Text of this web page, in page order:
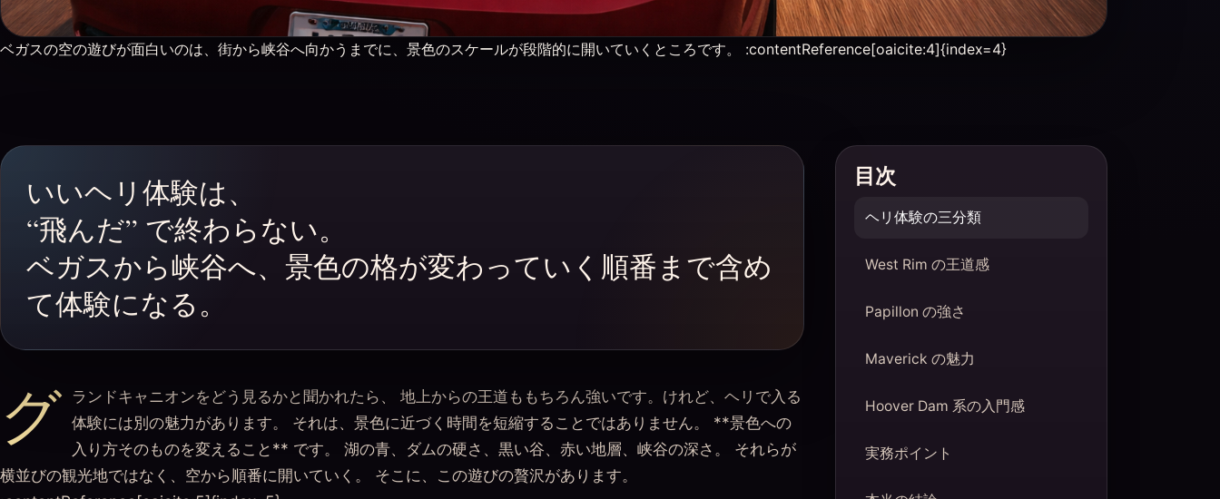
ベガスの空の遊びが面白いのは、街から峡谷へ向かうまでに、景色のスケールが段階的に開いていくところです。 :contentReference[oaicite:4]{index=4}
いいヘリ体験は、
“飛んだ” で終わらない。
ベガスから峡谷へ、景色の格が変わっていく順番まで含め
て体験になる。
グ
ランドキャニオンをどう見るかと聞かれたら、 地上からの王道ももちろん強いです。けれど、ヘリで入る
体験には別の魅力があります。 それは、景色に近づく時間を短縮することではありません。 **景色への
入り方そのものを変えること** です。 湖の青、ダムの硬さ、黒い谷、赤い地層、峡谷の深さ。 それらが
横並びの観光地ではなく、空から順番に開いていく。 そこに、この遊びの贅沢があります。
目次
ヘリ体験の三分類
West Rim の王道感
Papillon の強さ
Maverick の魅力
Hoover Dam 系の入門感
実務ポイント